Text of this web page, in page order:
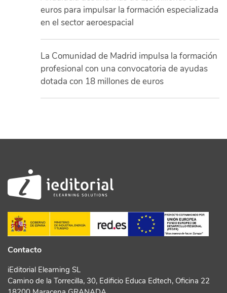
euros para impulsar la formación especializada
en el sector aeroespacial
La Comunidad de Madrid impulsa la formación
profesional con una convocatoria de ayudas
dotada con 18 millones de euros
Contacto
iEditorial Elearning SL
Camino de la Torrecilla, 30, Edificio Educa Edtech, Oficina 22